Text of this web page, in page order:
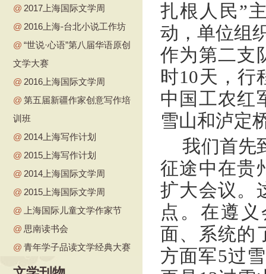
@ 2017上海国际文学周
@ 2016上海-台北小说工作坊
@ “世说·心语”第八届华语原创
文学大赛
@ 2016上海国际文学周
@ 第五届新疆作家创意写作培
训班
@ 2014上海写作计划
@ 2015上海写作计划
@ 2014上海国际文学周
@ 2015上海国际文学周
@
上海国际儿童文学作家节
@ 思南读书会
@ 青年学子品读文学经典大赛
扎根人民”
动，单位组
作为第二支
时10天，行
中国工农红
雪山和泸定
我们首先
征途中在贵
扩大会议。
点。在遵
面、系统的
方面军5过